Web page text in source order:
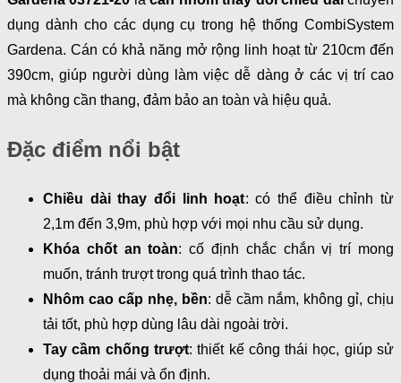
dụng dành cho các dụng cụ trong hệ thống CombiSystem
Gardena. Cán có khả năng mở rộng linh hoạt từ 210cm đến
390cm, giúp người dùng làm việc dễ dàng ở các vị trí cao
mà không cần thang, đảm bảo an toàn và hiệu quả.
Đặc điểm nổi bật
Chiều dài thay đổi linh hoạt: có thể điều chỉnh từ
2,1m đến 3,9m, phù hợp với mọi nhu cầu sử dụng.
Khóa chốt an toàn: cố định chắc chắn vị trí mong
muốn, tránh trượt trong quá trình thao tác.
Nhôm cao cấp nhẹ, bền: dễ cầm nắm, không gỉ, chịu
tải tốt, phù hợp dùng lâu dài ngoài trời.
Tay cầm chống trượt: thiết kế công thái học, giúp sử
dụng thoải mái và ổn định.